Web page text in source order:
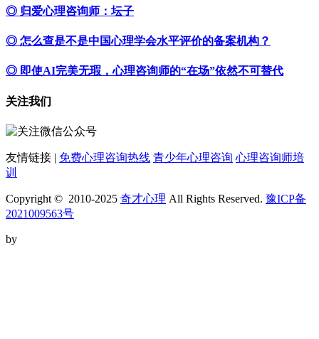
◎ 归爱心理咨询师：坛子
◎ 怎么查是不是中国心理学会水平评价的备案机构？
◎ 即使AI完美无瑕，心理咨询师的“在场”依然不可替代
关注我们
友情链接 | 免费心理咨询热线 青少年心理咨询 心理咨询师培
训
Copyright © 2010-2025 奇才心理 All Rights Reserved. 豫ICP备
2021009563号
by